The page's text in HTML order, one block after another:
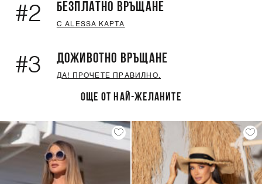
#2 БЕЗПЛАТНО ВРЪЩАНЕ
С ALESSA КАРТА
#3 ДОЖИВОТНО ВРЪЩАНЕ
ДА! ПРОЧЕТЕ ПРАВИЛНО.
ОЩЕ ОТ НАЙ-ЖЕЛАНИТЕ